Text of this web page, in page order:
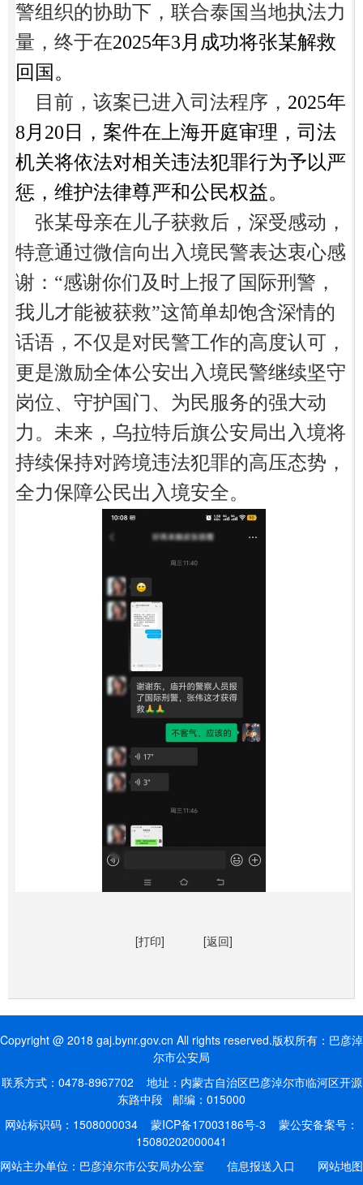
警组织的协助下，联合泰国当地执法力
量，终于在2025年3月成功将张某解救
回国。
目前，该案已进入司法程序， 2025年
8月20日，案件在上海开庭审理，司法
机关将依法对相关违法犯罪行为予以严
惩，维护法律尊严和公民权益。
张某母亲在儿子获救后，深受感动，
特意通过微信向出入境民警表达衷心感
谢： “感谢你们及时上报了国际刑警，
我儿才能被获救”这简单却饱含深情的
话语，不仅是对民警工作的高度认可，
更是激励全体公安出入境民警继续坚守
岗位、守护国门、为民服务的强大动
力。未来，乌拉特后旗公安局出入境将
持续保持对跨境违法犯罪的高压态势，
全力保障公民出入境安全。
[打印] [返回]
Copyright @ 2018 gaj.bynr.gov.cn All rights reserved.版权所有：巴彦淖
尔市公安局
联系方式：0478-8967702 地址：内蒙古自治区巴彦淖尔市临河区开源
东路中段 邮编：015000
网站标识码：1508000034 蒙ICP备17003186号-3 蒙公安备案号：
15080202000041
网站主办单位：巴彦淖尔市公安局办公室 信息报送入口 网站地图